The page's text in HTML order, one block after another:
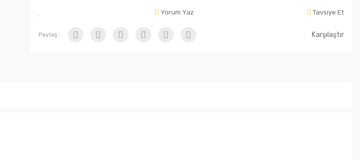
Yorum Yaz Tavsiye Et
Paylaş : Karşılaştır